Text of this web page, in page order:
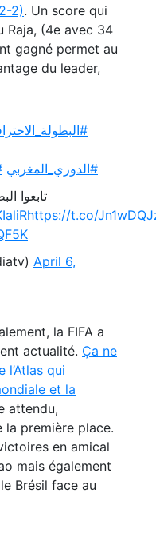
2). Un score qui
Raja, (4e avec 34
gagné permet au
du leader,
#الدوري_المغربي
تابعوا
https://t.co/
April 6,
la FIFA a
actualité. Ça ne
qui
et la
attendu,
la première place.
en amical
mais également
Brésil face au